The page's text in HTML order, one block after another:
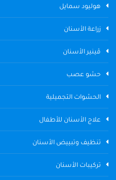
هوليود سمايل
زراعة الأسنان
ڤينير الأسنان
حشو عصب
الحشوات التجميلية
علاج الأسنان للأطفال
تنظيف وتبييض الأسنان
تركيبات الأسنان